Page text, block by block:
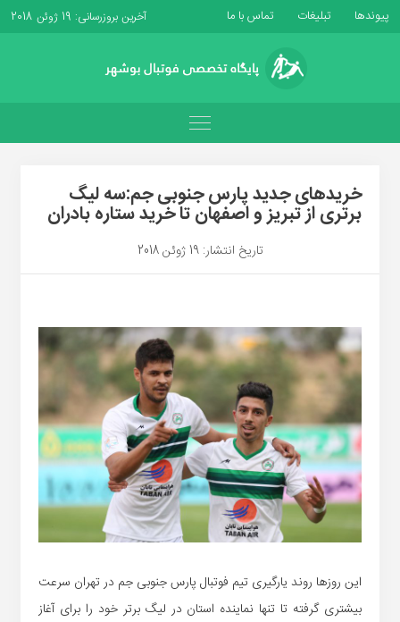
پیوندها تبلیغات تماس با ما آخرین بروزرسانی: 19 ژوئن 2018
خریدهای جدید پارس جنوبی جم:سه لیگ
برتری از تبریز و اصفهان تا خرید ستاره بادران
تاریخ انتشار: 19 ژوئن 2018
این روزها روند یارگیری تیم فوتبال پارس جنوبی جم در تهران سرعت
بیشتری گرفته تا تنها نماینده استان در لیگ برتر خود را برای آغاز